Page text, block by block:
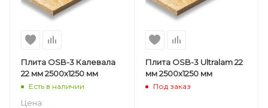
Плита OSB-3 Калевала
22 мм 2500х1250 мм
Есть в наличии
Цена:
Плита OSB-3 Ultralam 22
мм 2500х1250 мм
Под заказ